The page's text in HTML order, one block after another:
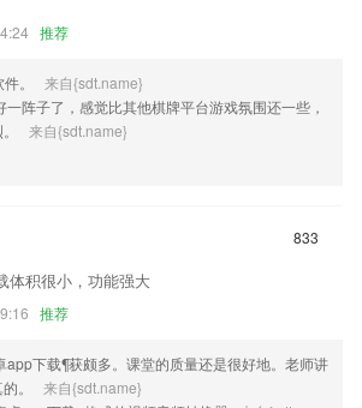
推荐
。
来自{sdt.name}
一阵子了，感觉比其他棋牌平台游戏氛围还一些，
来自{sdt.name}
833
体积很小，功能强大
推荐
app下载¶获颇多。课堂的质量还是很好地。老师讲
。
来自{sdt.name}